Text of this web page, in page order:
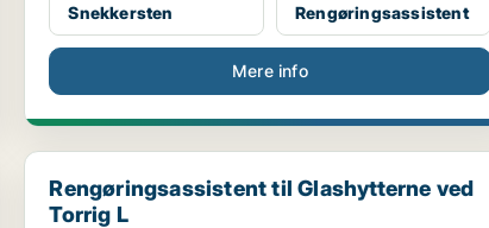
Snekkersten
Rengøringsassistent
Mere info
Rengøringsassistent til Glashytterne ved Torrig L
Rengøringsassistent til Glashytterne ved
Torrig L